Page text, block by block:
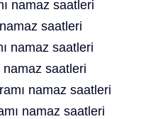
namaz saatleri
saatleri
namaz saatleri
namaz saatleri
namaz saatleri
namaz saatleri